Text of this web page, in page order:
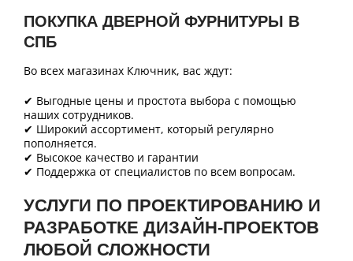
ПОКУПКА ДВЕРНОЙ ФУРНИТУРЫ В
СПБ
Во всех магазинах Ключник, вас ждут:
✔ Выгодные цены и простота выбора с помощью
наших сотрудников.
✔ Широкий ассортимент, который регулярно
пополняется.
✔ Высокое качество и гарантии
✔ Поддержка от специалистов по всем вопросам.
УСЛУГИ ПО ПРОЕКТИРОВАНИЮ И
РАЗРАБОТКЕ ДИЗАЙН-ПРОЕКТОВ
ЛЮБОЙ СЛОЖНОСТИ